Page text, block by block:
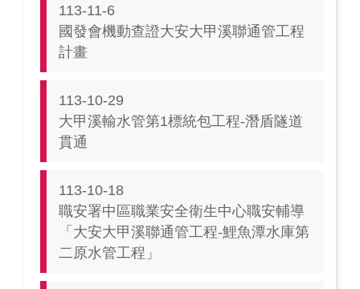
113-11-6
國發會機動查證大安大甲溪聯通管工程
計畫
113-10-29
大甲溪輸水管第1標統包工程-潛盾隧道
貫通
113-10-18
職安署中區職業安全衛生中心職安輔導
「大安大甲溪聯通管工程-鯉魚潭水庫第
二原水管工程」